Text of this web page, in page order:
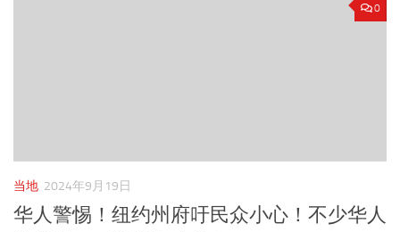
0
当地 2024年9月19日
华人警惕！纽约州府吁民众小心！不少华人